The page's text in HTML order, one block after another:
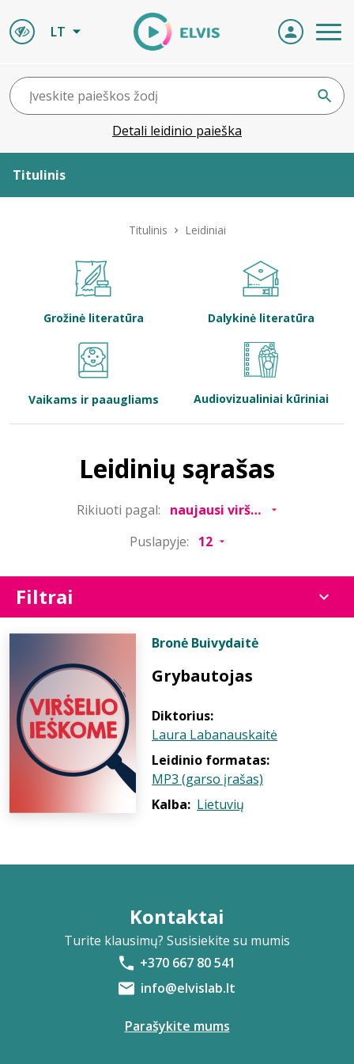
LT
Detali leidinio paieška
Titulinis
Bibliotekoms
Titulinis Leidiniai
Grožinė literatūra Dalykinė literatūra
Vaikams ir paaugliams Audiovizualiniai kūriniai
Leidinių sąrašas
Rikiuoti pagal:
Puslapyje:
Filtrai
Bronė Buivydaitė
Grybautojas
Diktorius:
Laura Labanauskaitė
Leidinio formatas:
MP3 (garso įrašas)
Kalba: Lietuvių
Kontaktai
Turite klausimų? Susisiekite su mumis
+370 667 80 541
info@elvislab.lt
Parašykite mums